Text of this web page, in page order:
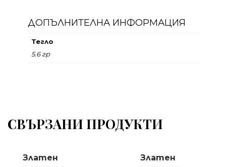
ДОПЪЛНИТЕЛНА ИНФОРМАЦИЯ
Тегло
5.6 гр
СВЪРЗАНИ ПРОДУКТИ
Златен
Златен